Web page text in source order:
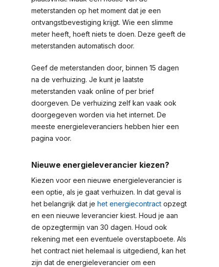
meterstanden op het moment dat je een
ontvangstbevestiging krijgt. Wie een slimme
meter heeft, hoeft niets te doen. Deze geeft de
meterstanden automatisch door.
Geef de meterstanden door, binnen 15 dagen
na de verhuizing. Je kunt je laatste
meterstanden vaak online of per brief
doorgeven. De verhuizing zelf kan vaak ook
doorgegeven worden via het internet. De
meeste energieleveranciers hebben hier een
pagina voor.
Nieuwe energieleverancier kiezen?
Kiezen voor een nieuwe energieleverancier is
een optie, als je gaat verhuizen. In dat geval is
het belangrijk dat je het energiecontract opzegt
en een nieuwe leverancier kiest. Houd je aan
de opzegtermijn van 30 dagen. Houd ook
rekening met een eventuele overstapboete. Als
het contract niet helemaal is uitgediend, kan het
zijn dat de energieleverancier om een